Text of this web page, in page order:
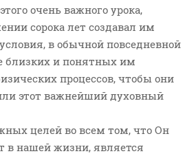
очень важного урока,
сорока лет создавал им
в обычной повседневной
близких и понятных им
процессов, чтобы они
этот важнейший духовный
целей во всем том, что Он
в нашей жизни, является